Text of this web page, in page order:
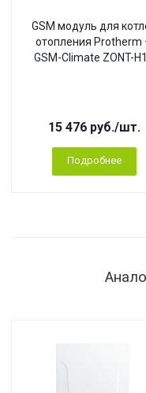
GSM модуль для
отопления Protherm
GSM-Climate ZONT-
15 476 руб./шт.
Подробнее